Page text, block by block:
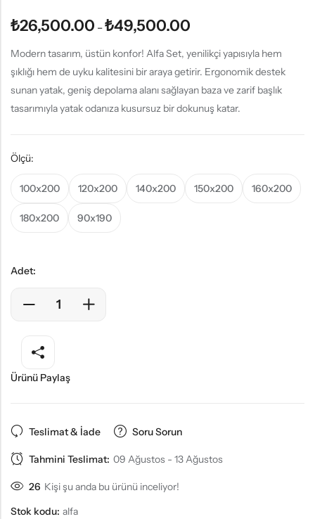
₺26,500.00 –₺49,500.00
Modern tasarım, üstün konfor! Alfa Set, yenilikçi yapısıyla hem
şıklığı hem de uyku kalitesini bir araya getirir. Ergonomik destek
sunan yatak, geniş depolama alanı sağlayan baza ve zarif başlık
tasarımıyla yatak odanıza kusursuz bir dokunuş katar.
Ölçü:
100x200 120x200 140x200 150x200 160x200
180x200 90x190
Adet:
Ürünü Paylaş
Teslimat & İade Soru Sorun
Tahmini Teslimat: 09 Ağustos - 13 Ağustos
26 Kişi şu anda bu ürünü inceliyor!
Stok kodu: alfa